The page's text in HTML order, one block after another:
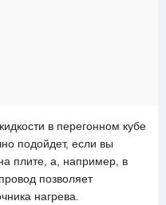
в перегонном кубе
подойдет, если вы
плите, а, например, в
позволяет
нагрева.